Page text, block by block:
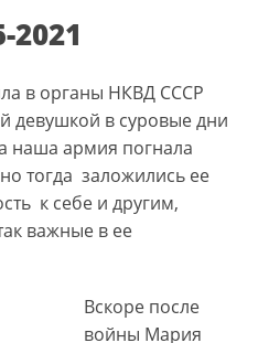
2021
в органы НКВД СССР
девушкой в суровые дни
наша армия погнала
тогда заложились ее
к себе и другим,
важные в ее
Вскоре после
войны Мария